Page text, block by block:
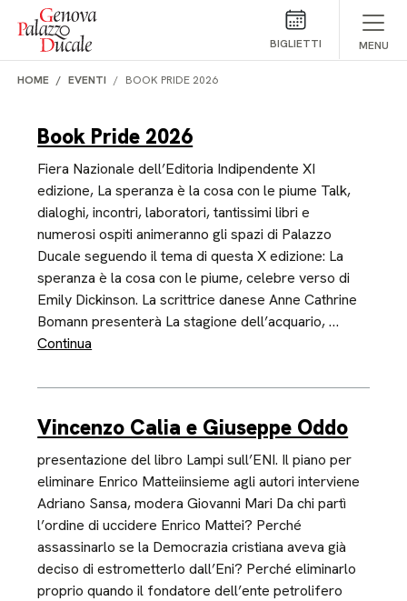
Salta al contenuto
BIGLIETTI MENU
HOME EVENTI BOOK PRIDE 2026
Book Pride 2026
Fiera Nazionale dell’Editoria Indipendente XI
edizione, La speranza è la cosa con le piume Talk,
dialoghi, incontri, laboratori, tantissimi libri e
numerosi ospiti animeranno gli spazi di Palazzo
Ducale seguendo il tema di questa X edizione: La
speranza è la cosa con le piume, celebre verso di
Emily Dickinson. La scrittrice danese Anne Cathrine
Bomann presenterà La stagione dell’acquario, …
Continua
Vincenzo Calia e Giuseppe Oddo
presentazione del libro Lampi sull’ENI. Il piano per
eliminare Enrico Matteiinsieme agli autori interviene
Adriano Sansa, modera Giovanni Mari Da chi partì
l’ordine di uccidere Enrico Mattei? Perché
assassinarlo se la Democrazia cristiana aveva già
deciso di estrometterlo dall’Eni? Perché eliminarlo
proprio quando il fondatore dell’ente petrolifero